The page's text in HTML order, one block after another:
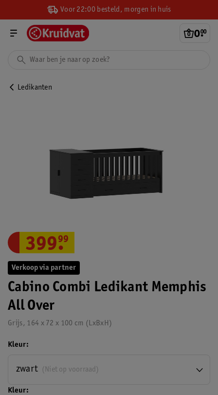
Voor 22:00 besteld, morgen in huis
0.
00
Ledikanten
Verkoop via partner
Cabino Combi Ledikant Memphis
All Over
Grijs, 164 x 72 x 100 cm (LxBxH)
399.
99
Kleur
Kleur
(Niet op voorraad)
zwart